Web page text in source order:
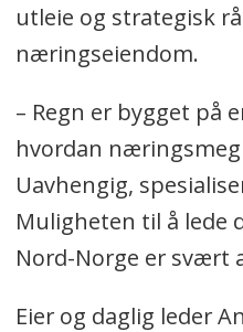
utleie og strategisk
næringseiendom.
– Regn er bygget på
hvordan
Uavhengig,
Muligheten til å lede
Nord-Norge er svært
Eier og daglig leder